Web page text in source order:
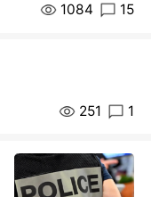
1084 15
251 1